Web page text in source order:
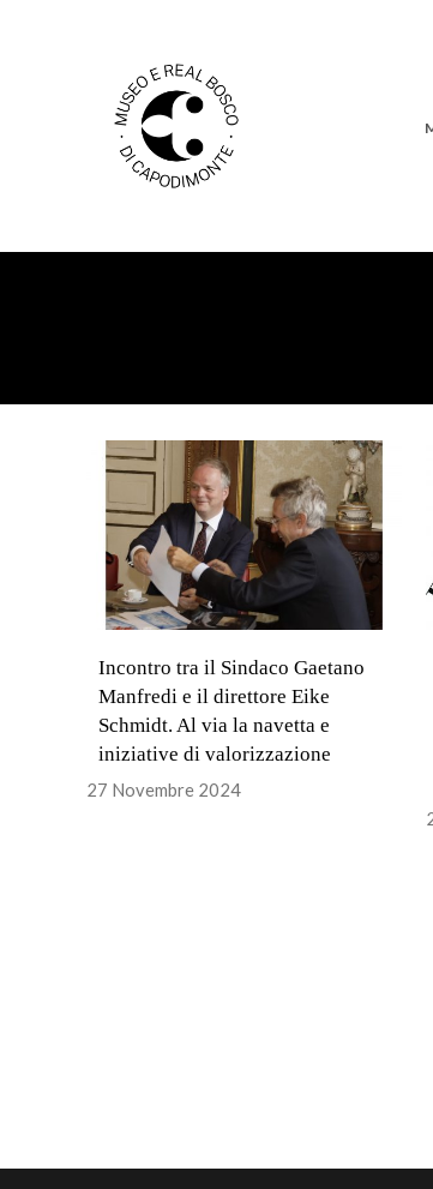
Incontro tra il Sindaco Gaetano
Manfredi e il direttore Eike
Schmidt. Al via la navetta e
iniziative di valorizzazione
27 Novembre 2024